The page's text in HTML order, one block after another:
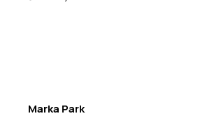
Marka Park